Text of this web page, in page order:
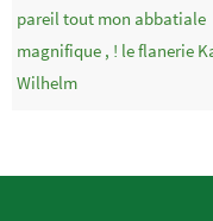
pareil tout mon abbatiale
magnifique , ! le flanerie
Wilhelm